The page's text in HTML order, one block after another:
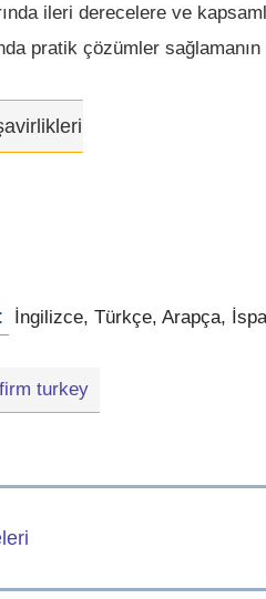
ileri derecelere ve
pratik çözümler
İngilizce, Türkçe, Arapça,
turkey